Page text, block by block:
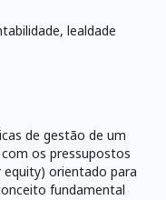
lealdade
de gestão de um
os pressupostos
orientado para
fundamental